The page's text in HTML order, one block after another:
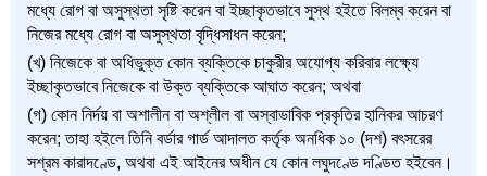
মধ্যে রোগ বা অসুস্থতা সৃষ্টি করেন বা ইচ্ছাকৃতভাবে সুস্থ হইতে বিলম্ব করেন বা
নিজের মধ্যে রোগ বা অসুস্থতা বৃদ্ধিসাধন করেন;
(খ) নিজেকে বা অধিভুক্ত কোন ব্যক্তিকে চাকুরীর অযোগ্য করিবার লক্ষ্যে
ইচ্ছাকৃতভাবে নিজেকে বা উক্ত ব্যক্তিকে আঘাত করেন; অথবা
(গ) কোন নির্দয় বা অশালীন বা অশ্লীল বা অস্বাভাবিক প্রকৃতির হানিকর আচরণ
করেন; তাহা হইলে তিনি বর্ডার গার্ড আদালত কর্তৃক অনধিক ১০ (দশ) বৎসরের
সশ্রম কারাদণ্ডে, অথবা এই আইনের অধীন যে কোন লঘুদণ্ডে দণ্ডিত হইবেন।